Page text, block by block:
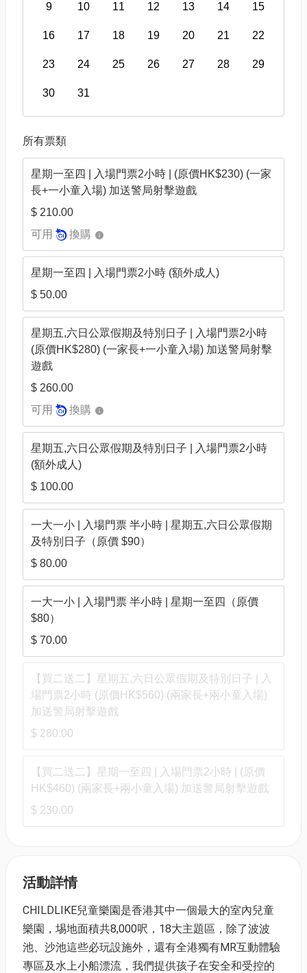
9 10 11 12 13 14 15
16 17 18 19 20 21 22
23 24 25 26 27 28 29
30 31
所有票類
星期一至四 | 入場門票2小時 | (原價HK$230) (一家
長+一小童入場) 加送警局射擊遊戲
$ 210.00
可用
換購
星期一至四 | 入場門票2小時 (額外成人)
$ 50.00
星期五,六日公眾假期及特別日子 | 入場門票2小時
(原價HK$280) (一家長+一小童入場) 加送警局射擊
遊戲
$ 260.00
可用
換購
星期五,六日公眾假期及特別日子 | 入場門票2小時
(額外成人)
$ 100.00
一大一小 | 入場門票 半小時 | 星期五,六日公眾假期
及特別日子（原價 $90）
$ 80.00
一大一小 | 入場門票 半小時 | 星期一至四（原價
$80）
$ 70.00
【買二送二】星期五,六日公眾假期及特別日子 | 入
場門票2小時 (原價HK$560) (兩家長+兩小童入場)
加送警局射擊遊戲
$ 280.00
【買二送二】星期一至四 | 入場門票2小時 | (原價
HK$460) (兩家長+兩小童入場) 加送警局射擊遊戲
$ 230.00
活動詳情
CHILDLIKE兒童樂園是香港其中一個最大的室內兒童
樂園，埸地面積共8,000呎，18大主題區，除了波波
池、沙池這些必玩設施外，還有全港獨有MR互動體驗
專區及水上小船漂流，我們提供孩子在安全和受控的